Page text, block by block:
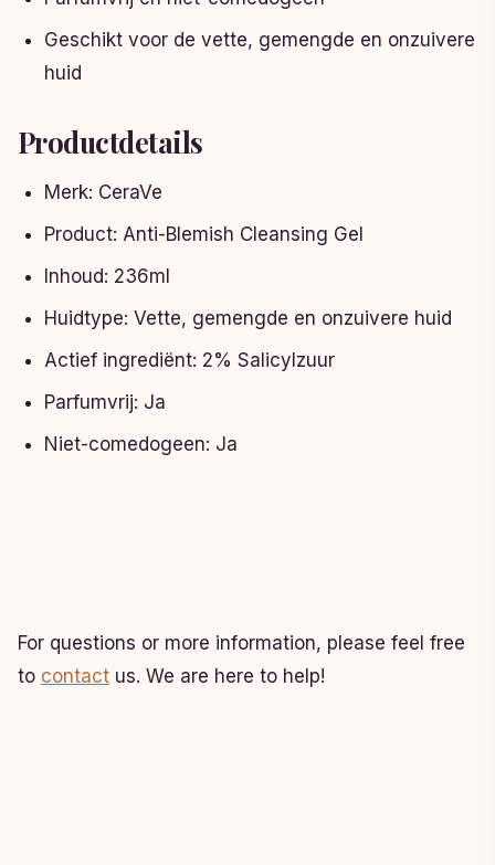
Geschikt voor de vette, gemengde en onzuivere
huid
Productdetails
Merk: CeraVe
Product: Anti-Blemish Cleansing Gel
Inhoud: 236ml
Huidtype: Vette, gemengde en onzuivere huid
Actief ingrediënt: 2% Salicylzuur
Parfumvrij: Ja
Niet-comedogeen: Ja
For questions or more information, please feel free
to contact us. We are here to help!